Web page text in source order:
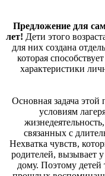
Предложение для
лет! Дети этого
для них cоздана
которая
характеристики
Основная задача этой
условиям
связанных с
Нехватка чувств,
родителей, вызывает
дому. Поэтому детей